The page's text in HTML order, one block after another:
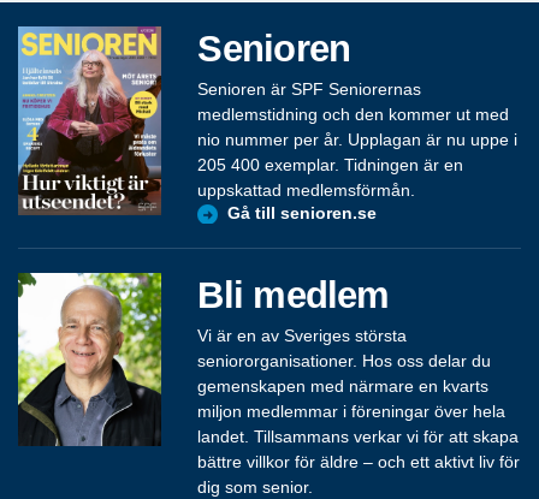
Senioren
Senioren är SPF Seniorernas
medlemstidning och den kommer ut med
nio nummer per år. Upplagan är nu uppe i
205 400 exemplar. Tidningen är en
uppskattad medlemsförmån.
Gå till senioren.se
Bli medlem
Vi är en av Sveriges största
seniororganisationer. Hos oss delar du
gemenskapen med närmare en kvarts
miljon medlemmar i föreningar över hela
landet. Tillsammans verkar vi för att skapa
bättre villkor för äldre – och ett aktivt liv för
dig som senior.